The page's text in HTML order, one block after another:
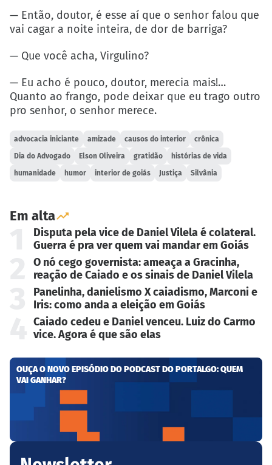
— Então, doutor, é esse aí que o senhor falou que
vai cagar a noite inteira, de dor de barriga?
— Que você acha, Virgulino?
— Eu acho é pouco, doutor, merecia mais!…
Quanto ao frango, pode deixar que eu trago outro
pro senhor, o senhor merece.
advocacia iniciante amizade causos do interior crônica
Dia do Advogado Elson Oliveira gratidão histórias de vida
humanidade humor interior de goiás Justiça Silvânia
Em alta
Disputa pela vice de Daniel Vilela é colateral.
Guerra é pra ver quem vai mandar em Goiás
O nó cego governista: ameaça a Gracinha,
reação de Caiado e os sinais de Daniel Vilela
Panelinha, danielismo X caiadismo, Marconi e
Iris: como anda a eleição em Goiás
Caiado cedeu e Daniel venceu. Luiz do Carmo
vice. Agora é que são elas
OUÇA O NOVO EPISÓDIO DO PODCAST DO PORTALGO: QUEM
VAI GANHAR?